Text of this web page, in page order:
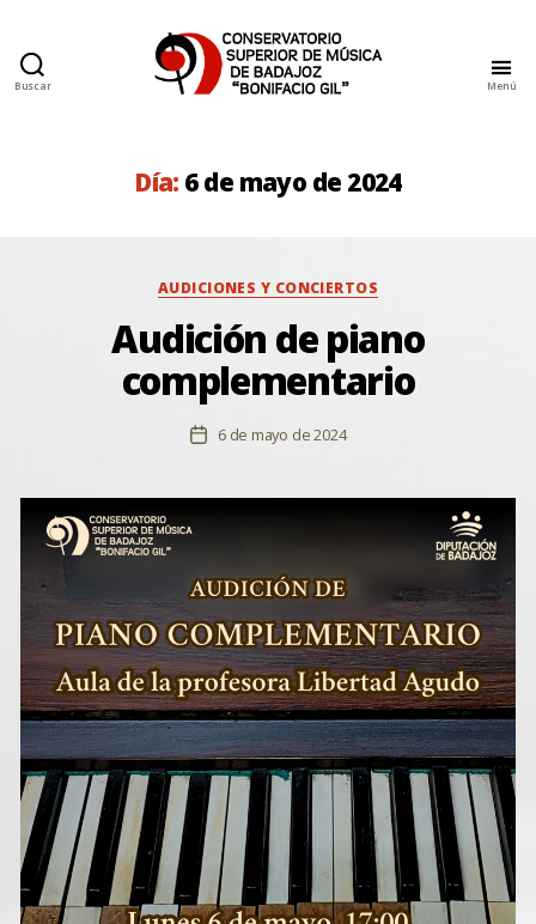
Buscar
Música
de
Menú
Día: 6 de mayo de 2024
Categorías
AUDICIONES Y CONCIERTOS
Audición de piano
complementario
Fecha
entrada
6 de mayo de 2024